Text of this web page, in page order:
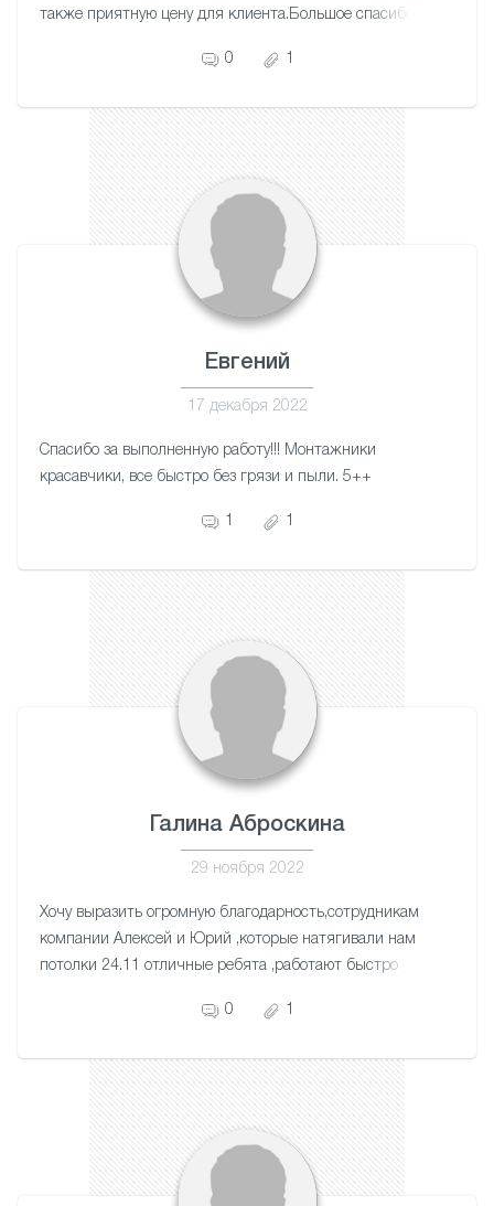
также приятную цену для клиента.Большое спасибо
работу.Приятно за свои деньги получать отличную
красивыми потолками выглядит прекрасно.
0 1
Евгений
17 декабря 2022
Спасибо за выполненную работу!!! Монтажники
красавчики, все быстро без грязи и пыли. 5++
1 1
Галина Аброскина
29 ноября 2022
Хочу выразить огромную благодарность,сотрудникам
компании Алексей и Юрий ,которые натягивали нам
потолки 24.11 отличные ребята ,работают быстро
0
1